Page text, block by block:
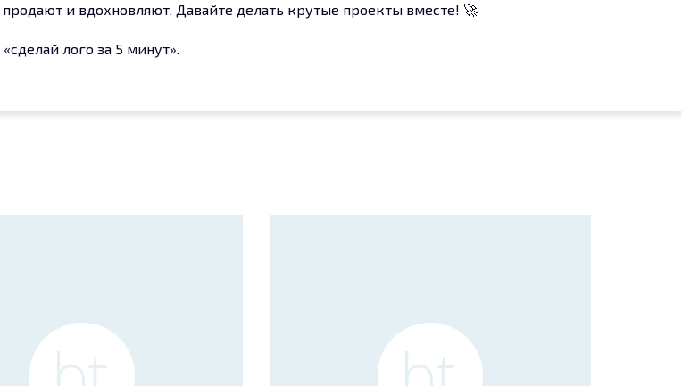
и вдохновляют. Давайте делать крутые проекты вместе! 🚀
лого за 5 минут».